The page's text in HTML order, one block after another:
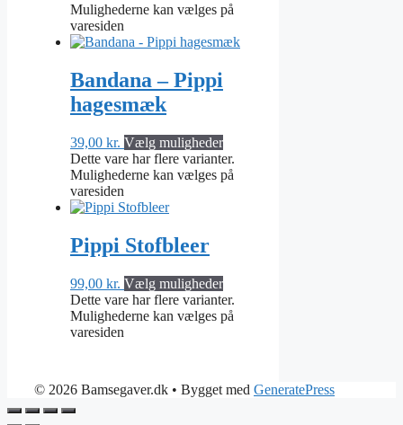
Mulighederne kan vælges på
varesiden
Bandana – Pippi
hagesmæk
39,00 kr. Vælg muligheder
Dette vare har flere varianter.
Mulighederne kan vælges på
varesiden
Pippi Stofbleer
99,00 kr. Vælg muligheder
Dette vare har flere varianter.
Mulighederne kan vælges på
varesiden
© 2026 Bamsegaver.dk • Bygget med GeneratePress